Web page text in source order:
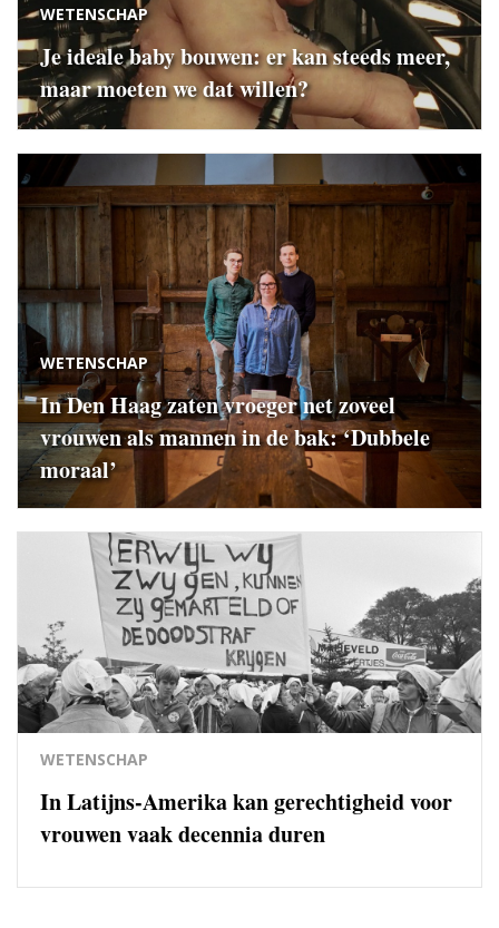
WETENSCHAP
Je ideale baby bouwen: er kan steeds meer,
maar moeten we dat willen?
WETENSCHAP
In Den Haag zaten vroeger net zoveel
vrouwen als mannen in de bak: ‘Dubbele
moraal’
WETENSCHAP
In Latijns-Amerika kan gerechtigheid voor
vrouwen vaak decennia duren